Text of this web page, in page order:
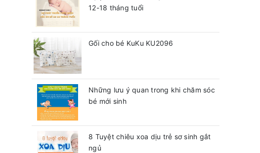
12-18 tháng tuổi
Gối cho bé KuKu KU2096
Những lưu ý quan trong khi chăm sóc
bé mới sinh
8 Tuyệt chiêu xoa dịu trẻ sơ sinh gắt
ngủ